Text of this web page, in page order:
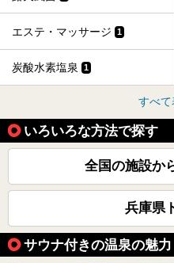
エステ・マッサージ 1
炭酸水素塩泉 1
すべて
いろいろな方法で探す
全国の施設か
兵庫県
サウナ付きの温泉の魅力